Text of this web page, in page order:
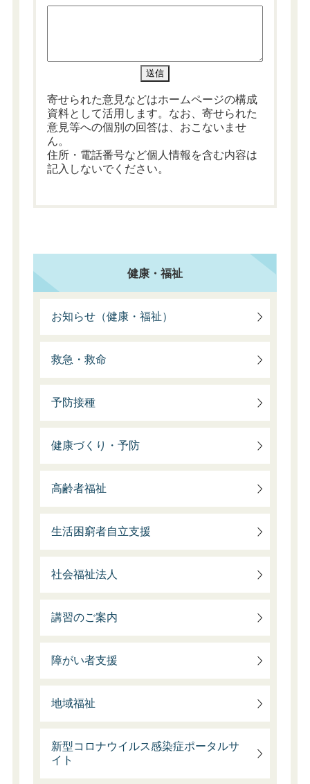
寄せられた意見などはホームページの構成
資料として活用します。なお、寄せられた
意見等への個別の回答は、おこないませ
ん。
住所・電話番号など個人情報を含む内容は
記入しないでください。
健康・福祉
お知らせ（健康・福祉）
救急・救命
予防接種
健康づくり・予防
高齢者福祉
生活困窮者自立支援
社会福祉法人
講習のご案内
障がい者支援
地域福祉
新型コロナウイルス感染症ポータルサ
イト